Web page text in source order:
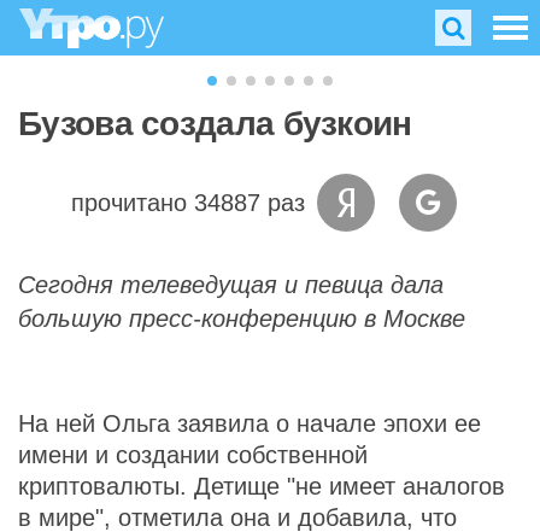
Бузова создала бузкоин
прочитано 34887 раз
Сегодня телеведущая и певица дала
большую пресс-конференцию в Москве
На ней Ольга заявила о начале эпохи ее
имени и создании собственной
криптовалюты. Детище "не имеет аналогов
в мире", отметила она и добавила, что